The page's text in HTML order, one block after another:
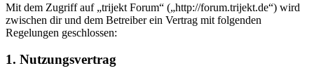
Mit dem Zugriff auf „trijekt Forum“ („http://forum.trijekt.de“) wird
zwischen dir und dem Betreiber ein Vertrag mit folgenden
Regelungen geschlossen:
1. Nutzungsvertrag